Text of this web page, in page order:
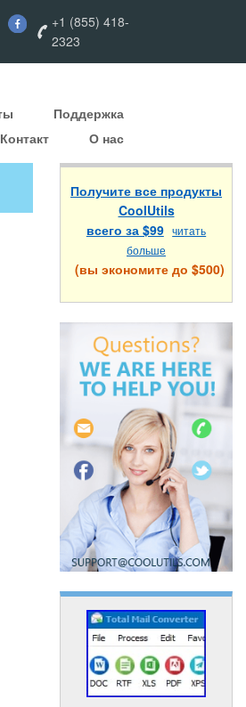
+1 (855) 418-
2323
Поддержка
Контакт
О нас
Получите все продукты
CoolUtils
всего за $99 читать
больше
(вы экономите до $500)